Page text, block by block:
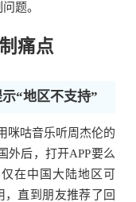
题。
痛点
“地区不支持”
咪咕音乐听周杰伦的
外后，打开APP要么
在中国大陆地区可
直到朋友推荐了回